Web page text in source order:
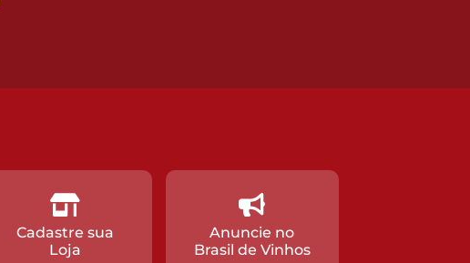
Cadastre sua
Loja
Anuncie no
Brasil de Vinhos